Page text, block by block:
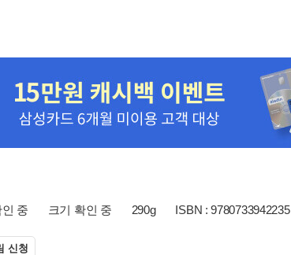
중 크기 확인 중 290g ISBN : 9780733942235
신청